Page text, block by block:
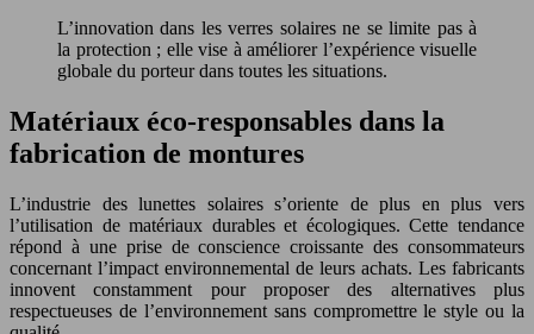
L’innovation dans les verres solaires ne se limite pas à
la protection ; elle vise à améliorer l’expérience visuelle
globale du porteur dans toutes les situations.
Matériaux éco-responsables dans la
fabrication de montures
L’industrie des lunettes solaires s’oriente de plus en plus vers
l’utilisation de matériaux durables et écologiques. Cette tendance
répond à une prise de conscience croissante des consommateurs
concernant l’impact environnemental de leurs achats. Les fabricants
innovent constamment pour proposer des alternatives plus
respectueuses de l’environnement sans compromettre le style ou la